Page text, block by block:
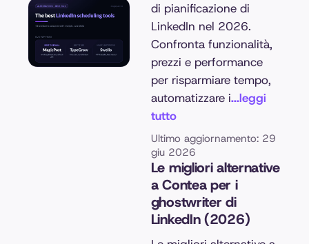
di pianificazione di
LinkedIn nel 2026.
Confronta funzionalità,
prezzi e performance
per risparmiare tempo,
automatizzare i...leggi
tutto
Ultimo aggiornamento: 29
giu 2026
Le migliori alternative
a Contea per i
ghostwriter di
LinkedIn (2026)